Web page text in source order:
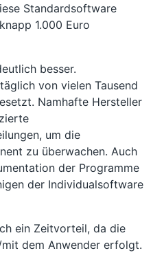
Standardsoftware
1.000 Euro
besser.
von vielen Tausend
Namhafte Hersteller
um die
zu überwachen. Auch
der Programme
der Individualsoftware
ein Zeitvorteil, da die
dem Anwender erfolgt.